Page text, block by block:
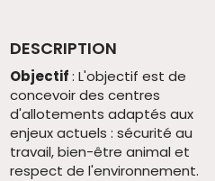
DESCRIPTION
Objectif: L'objectif est de
concevoir des centres
d'allotements adaptés aux
enjeux actuels : sécurité au
travail, bien-être animal et
respect de l'environnement.